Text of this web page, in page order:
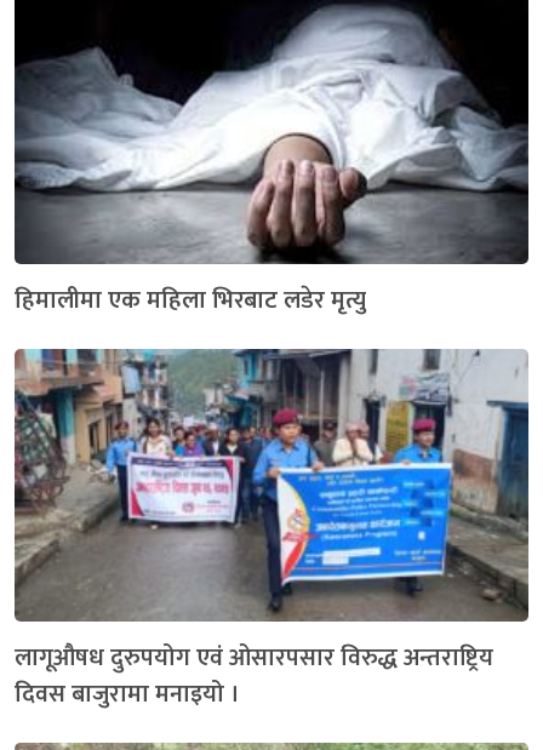
हिमालीमा एक महिला भिरबाट लडेर मृत्यु
लागूऔषध दुरुपयोग एवं ओसारपसार विरुद्ध अन्तराष्ट्रिय
दिवस बाजुरामा मनाइयो ।